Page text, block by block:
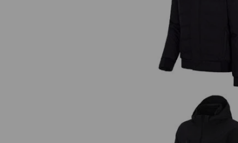
Winter softshelljack